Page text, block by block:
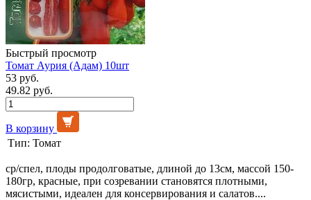
Быстрый просмотр
Томат Аурия (Адам) 10шт
53 руб.
49.82 руб.
В корзину
Тип: Томат
ср/спел, плоды продолговатые, длиной до 13см, массой 150-
180гр, красные, при созревании становятся плотными,
мясистыми, идеален для консервирования и салатов....